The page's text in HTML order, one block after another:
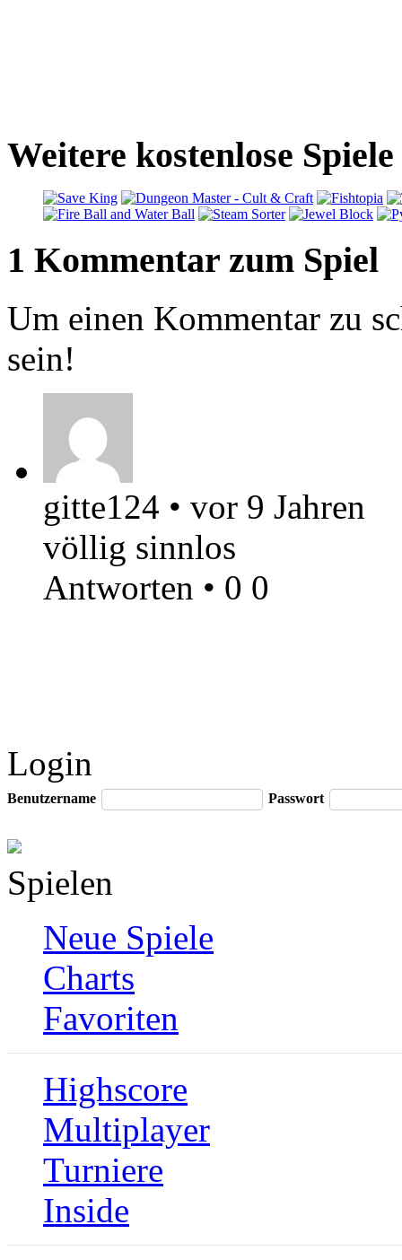
Weitere kostenlose
1 Kommentar zum Spiel
Um einen Kommentar zu
sein!
gitte124 • vor 9 Jahren
völlig sinnlos
Antworten • 0 0
Login
Benutzername Passwort
Spielen
Neue Spiele
Charts
Favoriten
Highscore
Multiplayer
Turniere
Inside